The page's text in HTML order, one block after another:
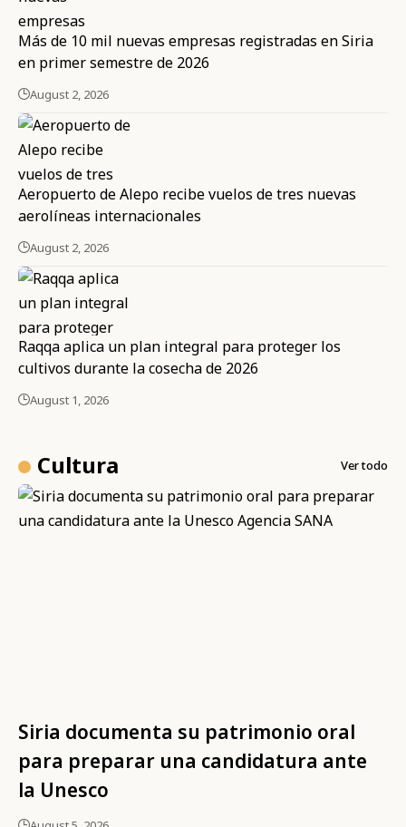
Más de 10 mil nuevas empresas registradas en Siria
en primer semestre de 2026
August 2, 2026
Aeropuerto de Alepo recibe vuelos de tres nuevas
aerolíneas internacionales
August 2, 2026
Raqqa aplica un plan integral para proteger los
cultivos durante la cosecha de 2026
August 1, 2026
Cultura Ver todo
Siria documenta su patrimonio oral
para preparar una candidatura ante
la Unesco